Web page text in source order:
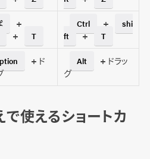
+
+ T
Ctrl +
shi
ft
+ T
+ ド
Alt
+ ドラッ
グ
使えるショートカ